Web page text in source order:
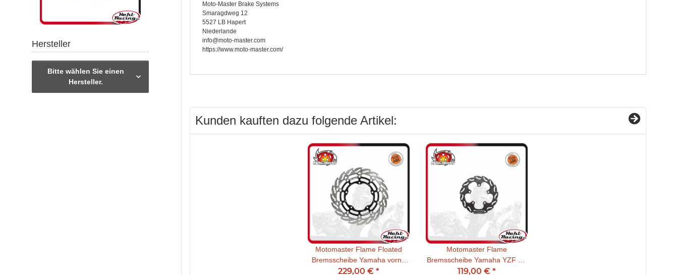
Moto-Master Brake Systems
Smaragdweg 12
5527 LB Hapert
Niederlande
info@moto-master.com
https://www.moto-master.com/
Kunden kauften dazu folgende Artikel:
Motomaster Flame Floated
Bremsscheibe Yamaha vorne
links
229,00 €*
Motomaster Flame
Bremsscheibe Yamaha YZF R6
99-02 / R1 02-03 hinten
119,00 €*
Hersteller
Bitte wählen Sie einen
Hersteller.